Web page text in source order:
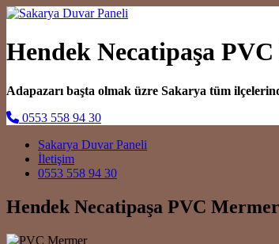
Hendek Necatipaşa
Adapazarı başta olmak üzre Sakarya tüm
0553 558 94 30
Main Navigation
Sakarya Duvar Paneli
İletişim
0553 558 94 30
Hendek Necatipaşa PVC Mermer